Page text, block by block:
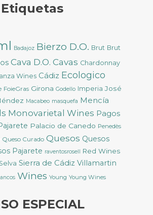
Etiquetas
Badajoz Bierzo D.O. Brut Brut
Cava D.O. Cavas Chardonnay
Wines Cádiz Ecologico
FoieGras Girona Godello Imperia José
Macabeo masquefa Mencía
Monovarietal Wines Pagos
Palacio de Canedo Penedès
Queso Curado Quesos Quesos
Pajarete raventosrosell Red Wines
Sierra de Cádiz Villamartin
Wines Young Young Wines
ESPECIAL